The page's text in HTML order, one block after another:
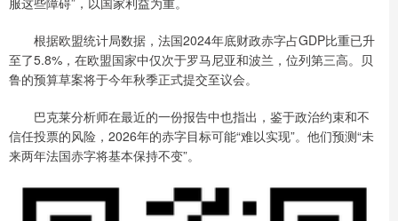
根据欧盟统计局数据，法国2024年底财政赤字占GDP比重已升
至了5.8%，在欧盟国家中仅次于罗马尼亚和波兰，位列第三高。贝
鲁的预算草案将于今年秋季正式提交至议会。
巴克莱分析师在最近的一份报告中也指出，鉴于政治约束和不
信任投票的风险，2026年的赤字目标可能“难以实现”。他们预测“未
来两年法国赤字将基本保持不变”。